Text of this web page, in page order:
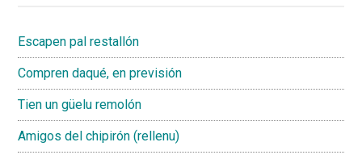
Escapen pal restallón
Compren daqué, en previsión
Tien un güelu remolón
Amigos del chipirón (rellenu)